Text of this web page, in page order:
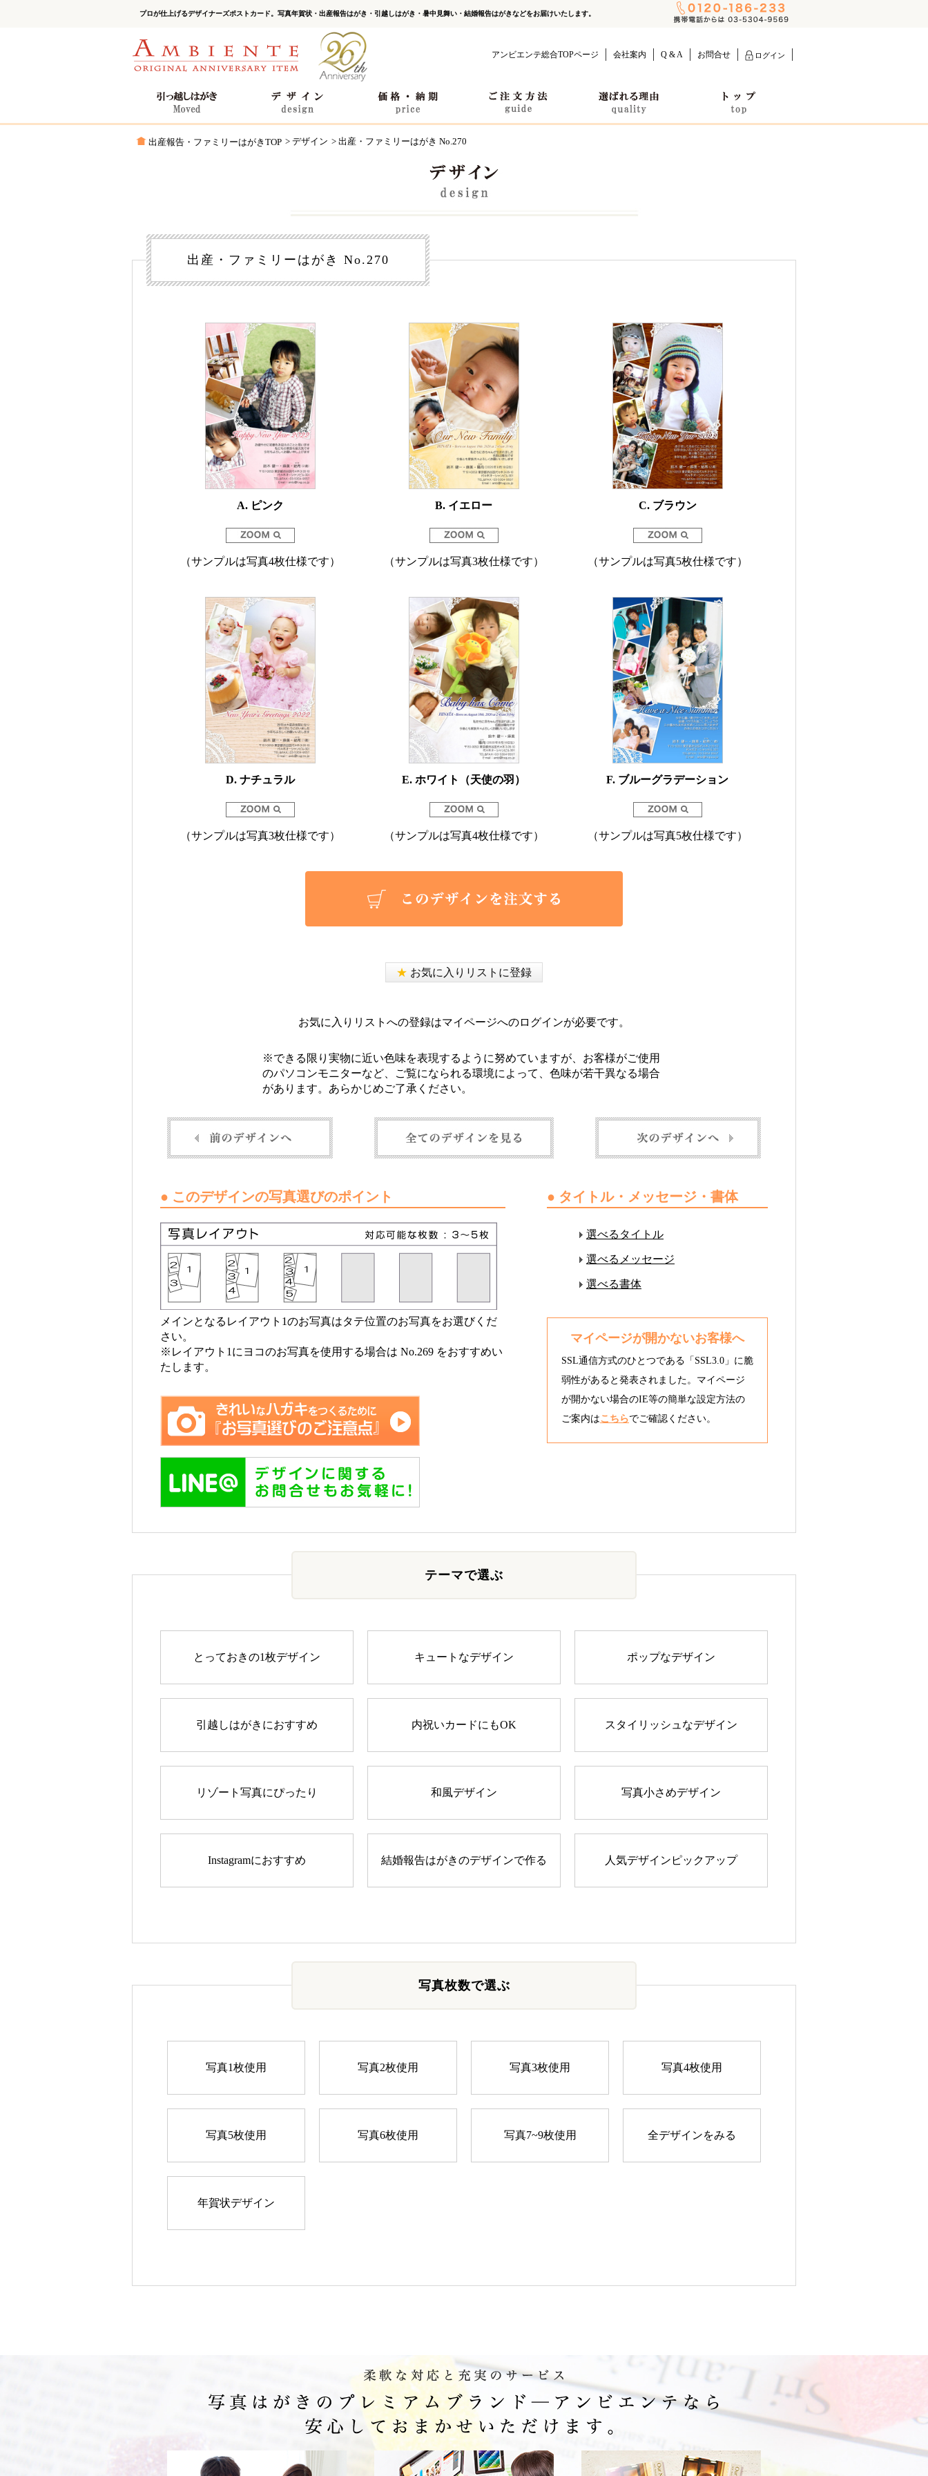
プロが仕上げるデザイナーズポストカード。写真年賀状・出産報告はがき・引越しはがき・暑中見舞い・結婚報告はがきなどをお届けいたします。
アンビエンテ総合TOPページ 会社案内 Q & A お問合せ ログイン
出産報告・ファミリーはがきTOP > デザイン > 出産・ファミリーはがき No.270
出産・ファミリーはがき No.270
A. ピンク
（サンプルは写真4枚仕様です）
B. イエロー
（サンプルは写真3枚仕様です）
C. ブラウン
（サンプルは写真5枚仕様です）
D. ナチュラル
（サンプルは写真3枚仕様です）
E. ホワイト（天使の羽）
（サンプルは写真4枚仕様です）
F. ブルーグラデーション
（サンプルは写真5枚仕様です）
★ お気に入りリストに登録
お気に入りリストへの登録はマイページへのログインが必要です。
※できる限り実物に近い色味を表現するように努めていますが、お客様がご使用
のパソコンモニターなど、ご覧になられる環境によって、色味が若干異なる場合
があります。あらかじめご了承ください。
● このデザインの写真選びのポイント
メインとなるレイアウト1のお写真はタテ位置のお写真をお選びくだ
さい。
※レイアウト1にヨコのお写真を使用する場合は No.269 をおすすめい
たします。
● タイトル・メッセージ・書体
選べるタイトル
選べるメッセージ
選べる書体
マイページが開かないお客様へ
SSL通信方式のひとつである「SSL3.0」に脆
弱性があると発表されました。マイページ
が開かない場合のIE等の簡単な設定方法の
ご案内はこちらでご確認ください。
テーマで選ぶ
とっておきの1枚デザイン キュートなデザイン ポップなデザイン
引越しはがきにおすすめ 内祝いカードにもOK スタイリッシュなデザイン
リゾート写真にぴったり 和風デザイン 写真小さめデザイン
Instagramにおすすめ 結婚報告はがきのデザインで作る 人気デザインピックアップ
写真枚数で選ぶ
写真1枚使用 写真2枚使用 写真3枚使用 写真4枚使用
写真5枚使用 写真6枚使用 写真7~9枚使用 全デザインをみる
年賀状デザイン